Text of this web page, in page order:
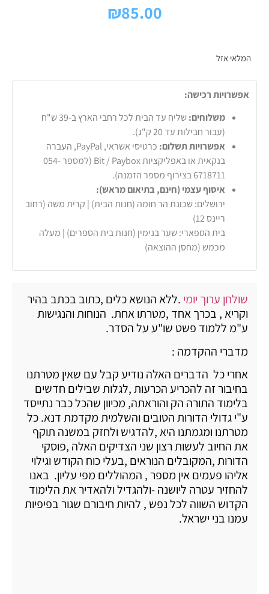
₪85.00
המלאי אזל
אפשרויות רכישה:
משלוחים:
שליח עד הבית לכל רחבי הארץ ב-39 ש"ח
(עבור חבילות עד 20 ק"ג).
אפשרויות תשלום:
כרטיסי אשראי, PayPal, העברה
בנקאית או באפליקציות Bit / Paybox (למספר 054-
6718711 בצירוף מספר הזמנה).
איסוף עצמי (חינם, בתיאום מראש):
ירושלים: שכונת הר חומה (חנות הבית) | קרית משה (רחוב
ריינס 12)
בית הספארי: שער בנימין (חנות בית הספרים) | מעלה
מכמש (מחסן ההוצאה)
שולחן ערוך יומי .ללא הנושא כלים ,כתוב בכתב בהיר
וקריא , בכרך אחד ,מטרתו אחת. הנוחות והנגישות
ע"מ ללמוד פשט שו"ע על הסדר.
מדברי ההקדמה :
אחרי כל הדברים האלה נודיע קבל עם שאין מטרתנו
בחיבור זה להכריע הכרעות ,לגלות שבילים חדשים
בלימוד התורה הק והוראתה, מכיוון שהכל כבר נתייסד
ע"י גדולי הדורות הטובים והשלמית מקדמת דנא. כל
מטרתנו ומגמתנו היא ,להדגיש ולחזק במשנה תוקף
את החיוב לעשות רצון שני הצדיקים האלה ,פוסקי
הדורות ,המקובלים הנוראים ,בעלי כוח הקודש וגילוי
אליהו פעמים אין מספר , המהוללים מפי עליון. באנו
להחזיר עטרה ליושנה -ולהגדיל ולהאדיר את הלימוד
הקדוש השווה לכל נפש , להיות חיבורם שגור בפיפיות
עמנו בני ישראל.